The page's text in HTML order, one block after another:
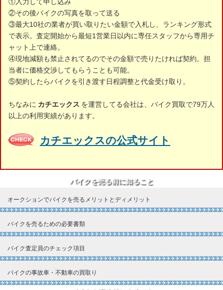
②その後バイクの写真を取って送る
③最大10社の業者が買い取りたい金額で入札し、ランキング形式
で表示。査定開始から最短1営業日以内に専任スタッフから専用チ
ャット上で連絡。
④現地減額も禁止されてるのでその金額で売りたければ契約。担
当者に価格交渉してもらうことも可能。
⑤契約したらバイクを引き渡す日程調整と代金受け取り。
ちなみに カチエックス を運営してる会社は、バイク買取で79万人
以上の利用実績があります。
カチエックスの公式サイト
バイクを売る前に知ること
オークションでバイクを売るメリットとディメリット
バイクを売るための必要書類
バイク査定員のチェック項目
バイクの事故車・不動車の買取り